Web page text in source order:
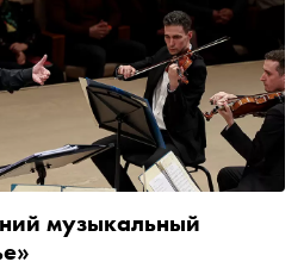
музыкальный